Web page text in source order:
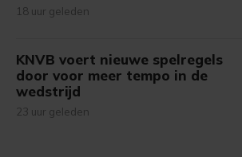
18 uur geleden
KNVB voert nieuwe spelregels
door voor meer tempo in de
wedstrijd
23 uur geleden